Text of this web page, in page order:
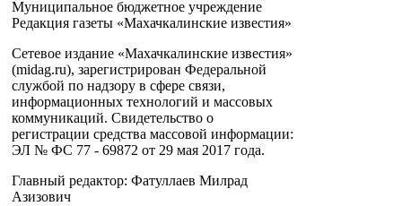
Муниципальное бюджетное учреждение
Редакция газеты «Махачкалинские известия»
Сетевое издание «Махачкалинские известия»
(midag.ru), зарегистрирован Федеральной
службой по надзору в сфере связи,
информационных технологий и массовых
коммуникаций. Свидетельство о
регистрации средства массовой информации:
ЭЛ № ФС 77 - 69872 от 29 мая 2017 года.
Главный редактор: Фатуллаев Милрад
Азизович